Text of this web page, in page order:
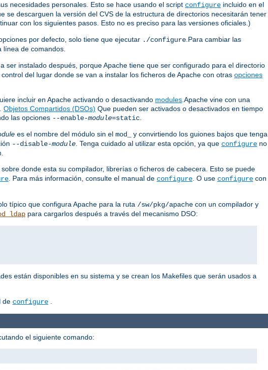
necesidades personales. Esto se hace usando el script configure incluido en el
descarguen la versión del CVS de la estructura de directorios necesitarán tener
con los siguientes pasos. Esto no es preciso para las versiones oficiales.)
por defecto, solo tiene que ejecutar ./configure.Para cambiar las
línea de comandos.
ser instalado después, porque Apache tiene que ser configurado para el directorio
del lugar donde se van a instalar los ficheros de Apache con otras opciones
incluir en Apache activando o desactivando modules.Apache vine con una
Objetos Compartidos (DSOs) Que pueden ser activados o desactivados en tiempo
las opciones --enable-module=static.
es el nombre del módulo sin el mod_
y convirtiendo los guiones bajos que tenga
--disable-module. Tenga cuidado al utilizar esta opción, ya que configure no
donde esta su compilador, librerías o ficheros de cabecera. Esto se puede
. Para más información, consulte el manual de configure. O use configure con
típico que configura Apache para la ruta /sw/pkg/apache con un compilador y
para cargarlos después a través del mecanismo DSO:
están disponibles en su sistema y se crean los Makefiles que serán usados a
de configure .
el siguiente comando: